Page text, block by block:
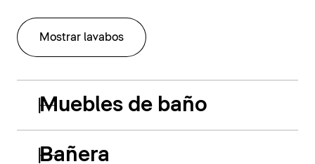
Mostrar lavabos
Muebles de baño
Bañera